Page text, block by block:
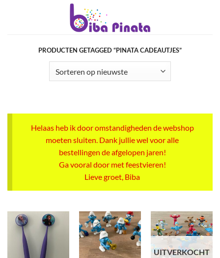
PRODUCTEN GETAGGED “PINATA CADEAUTJES”
Helaas heb ik door omstandigheden de webshop
moeten sluiten. Dank jullie wel voor alle
bestellingen de afgelopen jaren!
Ga vooral door met feestvieren!
Lieve groet, Biba
UITVERKOCHT